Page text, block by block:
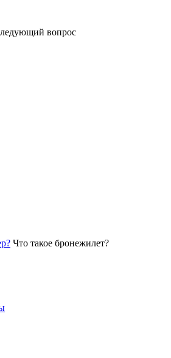
вопрос
Что такое бронежилет?